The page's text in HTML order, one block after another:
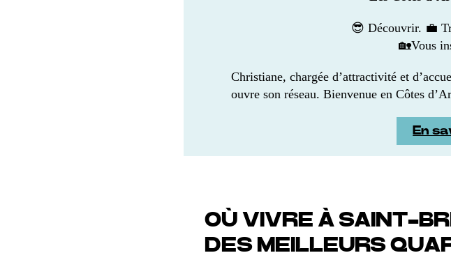
😎 Découvrir. 💼
🏡Vous
Christiane, chargée d’attractivité et
ouvre son réseau. Bienvenue en Côtes
En
OÙ VIVRE À SAINT-
DES MEILLEURS